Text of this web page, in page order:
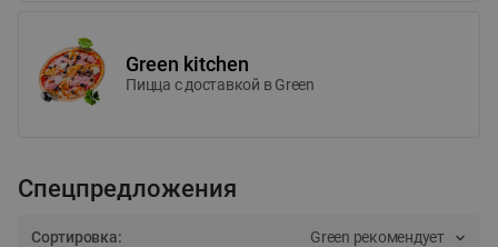
Green kitchen
Пицца c доставкой в Green
Спецпредложения
Сортировка: Green рекомендует